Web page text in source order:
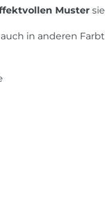
Muster
in anderen